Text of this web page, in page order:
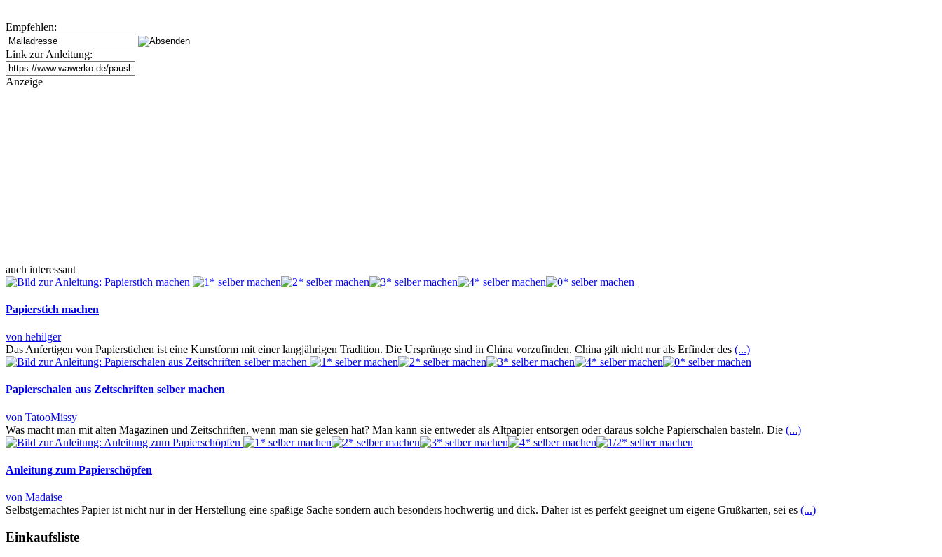
Empfehlen:
Link zur Anleitung:
Anzeige
auch interessant
Papierstich machen
von hehilger
Das Anfertigen von Papierstichen ist eine Kunstform mit einer langjährigen Tradition. Die Ursprünge sind in China vorzufinden. China gilt nicht nur als Erfinder des (...)
Papierschalen aus Zeitschriften selber machen
von TatooMissy
Was macht man mit alten Magazinen und Zeitschriften, wenn man sie gelesen hat? Man kann sie entweder als Altpapier entsorgen oder daraus solche Papierschalen basteln. Die (...)
Anleitung zum Papierschöpfen
von Madaise
Selbstgemachtes Papier ist nicht nur in der Herstellung eine spaßige Sache sondern auch besonders hochwertig und dick. Daher ist es perfekt geeignet um eigene Grußkarten, sei es (...)
Einkaufsliste